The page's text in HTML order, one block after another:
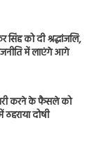
को दी श्रद्धांजलि,
में लाएंगे आगे
करने के फैसले को
दोषी